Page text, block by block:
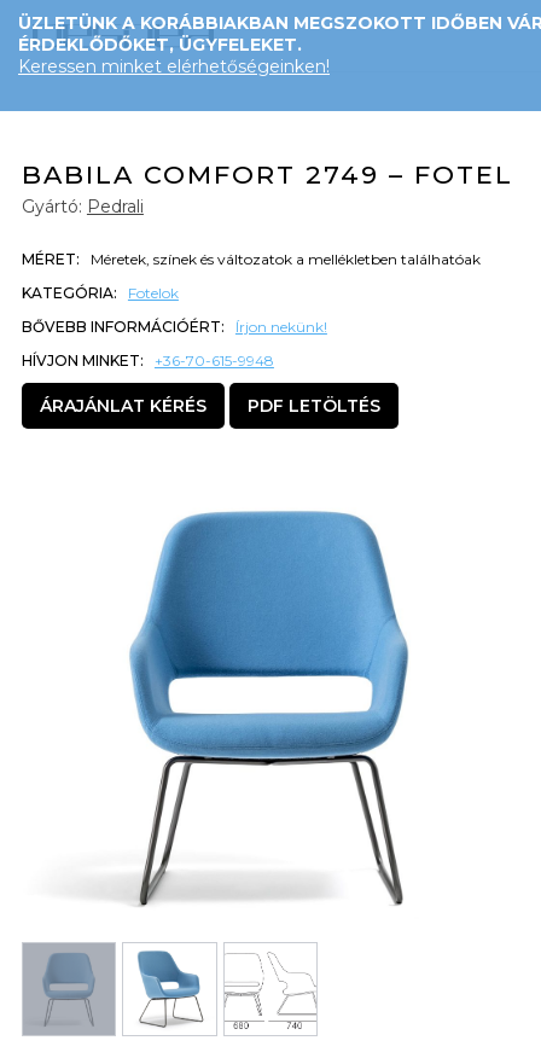
ÜZLETÜNK A KORÁBBIAKBAN MEGSZOKOTT IDŐBEN
ÉRDEKLŐDŐKET, ÜGYFELEKET.
Keressen minket elérhetőségeinken!
BABILA COMFORT 2749 – FOTEL
Gyártó: Pedrali
MÉRET:
Méretek, színek és változatok a mellékletben találhatóak
KATEGÓRIA:
Fotelok
BŐVEBB INFORMÁCIÓÉRT:
Írjon nekünk!
HÍVJON MINKET:
+36-70-615-9948
ÁRAJÁNLAT KÉRÉS PDF LETÖLTÉS